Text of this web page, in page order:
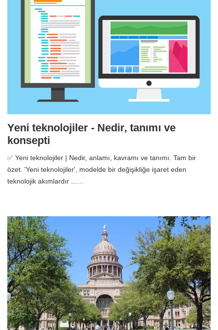
Yeni teknolojiler - Nedir, tanımı ve
konsepti
✅ Yeni teknolojiler | Nedir, anlamı, kavramı ve tanımı. Tam bir
özet. 'Yeni teknolojiler', modelde bir değişikliğe işaret eden
teknolojik akımlardır ...…